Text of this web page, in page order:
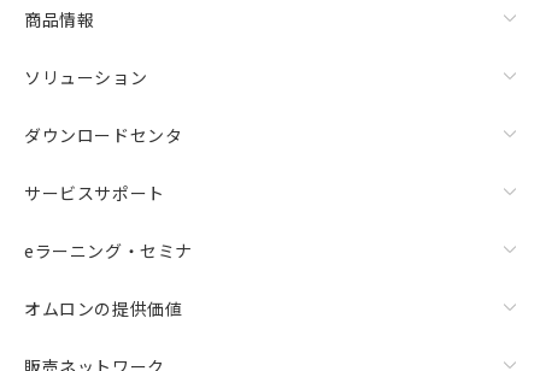
商品情報
ソリューション
ダウンロードセンタ
サービスサポート
eラーニング・セミナ
オムロンの提供価値
販売ネットワーク